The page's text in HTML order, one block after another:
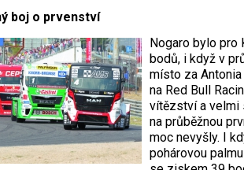
boj o prvenství
Nogaro bylo pro
bodů, i když v
místo za
na Red Bull
vítězství a velmi
na průběžnou
moc nevyšly. I
pohárovou